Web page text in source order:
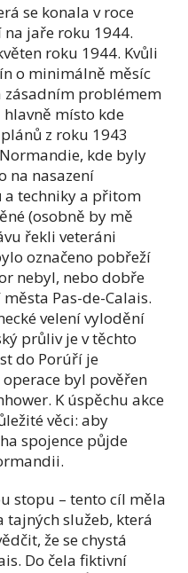
se konala v roce
jaře roku 1944.
roku 1944. Kvůli
o minimálně měsíc
zásadním problémem
místo kde
z roku 1943
kde byly
na nasazení
a techniky a přitom
(osobně by mě
řekli veteráni
označeno pobřeží
nebyl, nebo dobře
Pas-de-Calais.
velení vylodění
průliv je v těchto
do Porúří je
byl pověřen
K úspěchu akce
věci: aby
spojence půjde
stopu – tento cíl měla
tajných služeb, která
že se chystá
Do čela fiktivní